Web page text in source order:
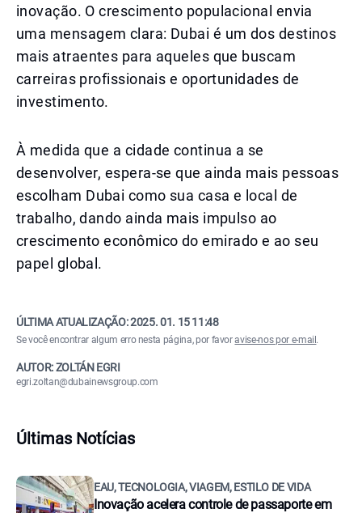
inovação. O crescimento populacional envia
uma mensagem clara: Dubai é um dos destinos
mais atraentes para aqueles que buscam
carreiras profissionais e oportunidades de
investimento.
À medida que a cidade continua a se
desenvolver, espera-se que ainda mais pessoas
escolham Dubai como sua casa e local de
trabalho, dando ainda mais impulso ao
crescimento econômico do emirado e ao seu
papel global.
ÚLTIMA ATUALIZAÇÃO:2025. 01. 15 11:48
Se você encontrar algum erro nesta página, por favoravise-nos por e-mail .
AUTOR: ZOLTÁN EGRI
egri.zoltan@dubainewsgroup.com
Últimas Notícias
EAU, TECNOLOGIA, VIAGEM, ESTILO DE VIDA
Inovação acelera controle de passaporte em